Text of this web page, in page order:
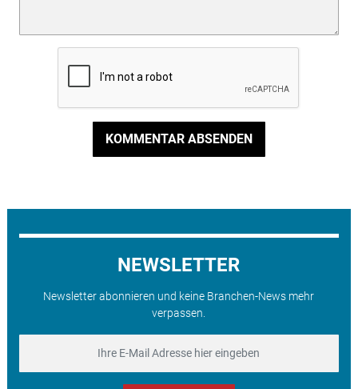
KOMMENTAR ABSENDEN
NEWSLETTER
Newsletter abonnieren und keine Branchen-News mehr
verpassen.